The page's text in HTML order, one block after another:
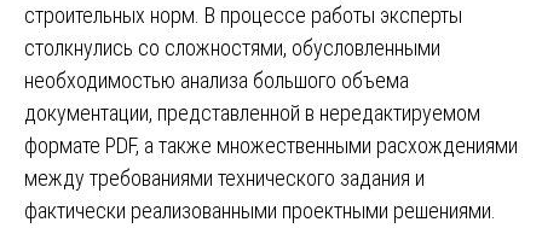
строительных норм. В процессе работы эксперты
столкнулись со сложностями, обусловленными
необходимостью анализа большого объема
документации, представленной в нередактируемом
формате PDF, а также множественными расхождениями
между требованиями технического задания и
фактически реализованными проектными решениями.